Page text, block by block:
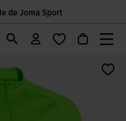
de Joma Sport